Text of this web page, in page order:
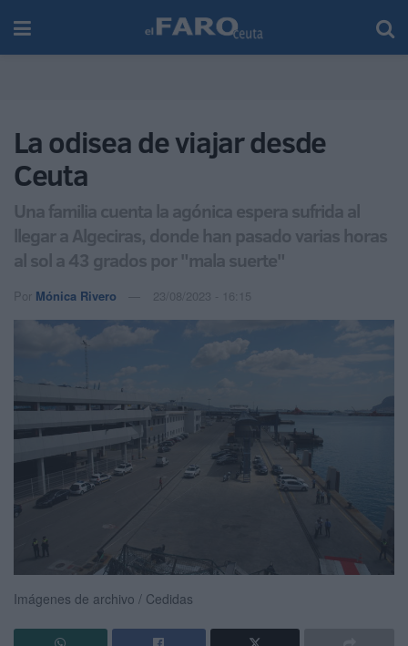
La odisea de viajar desde
Ceuta
Una familia cuenta la agónica espera sufrida al
llegar a Algeciras, donde han pasado varias horas
al sol a 43 grados por "mala suerte"
Por Mónica Rivero 23/08/2023 - 16:15
Imágenes de archivo / Cedidas